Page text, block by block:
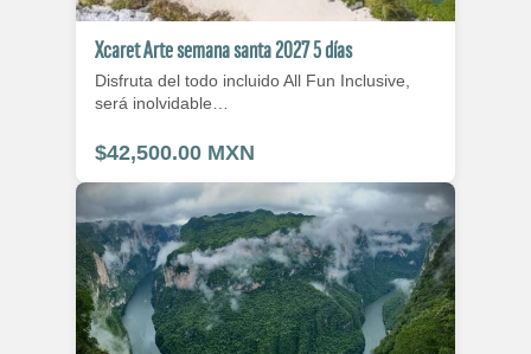
Xcaret Arte semana santa 2027 5 días
Disfruta del todo incluido All Fun Inclusive,
será inolvidable…
$42,500.00 MXN